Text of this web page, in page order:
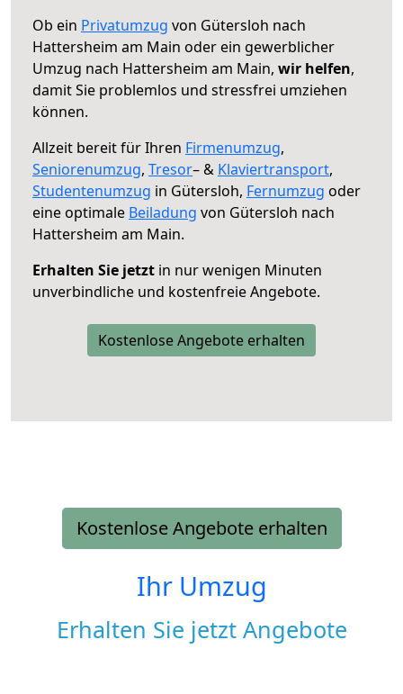
Ob ein Privatumzug von Gütersloh nach
Hattersheim am Main oder ein gewerblicher
Umzug nach Hattersheim am Main, wir helfen,
damit Sie problemlos und stressfrei umziehen
können.
Allzeit bereit für Ihren Firmenumzug,
Seniorenumzug, Tresor– & Klaviertransport,
Studentenumzug in Gütersloh, Fernumzug oder
eine optimale Beiladung von Gütersloh nach
Hattersheim am Main.
Erhalten Sie jetzt in nur wenigen Minuten
unverbindliche und kostenfreie Angebote.
Kostenlose Angebote erhalten
Kostenlose Angebote erhalten
Ihr Umzug
Erhalten Sie jetzt Angebote